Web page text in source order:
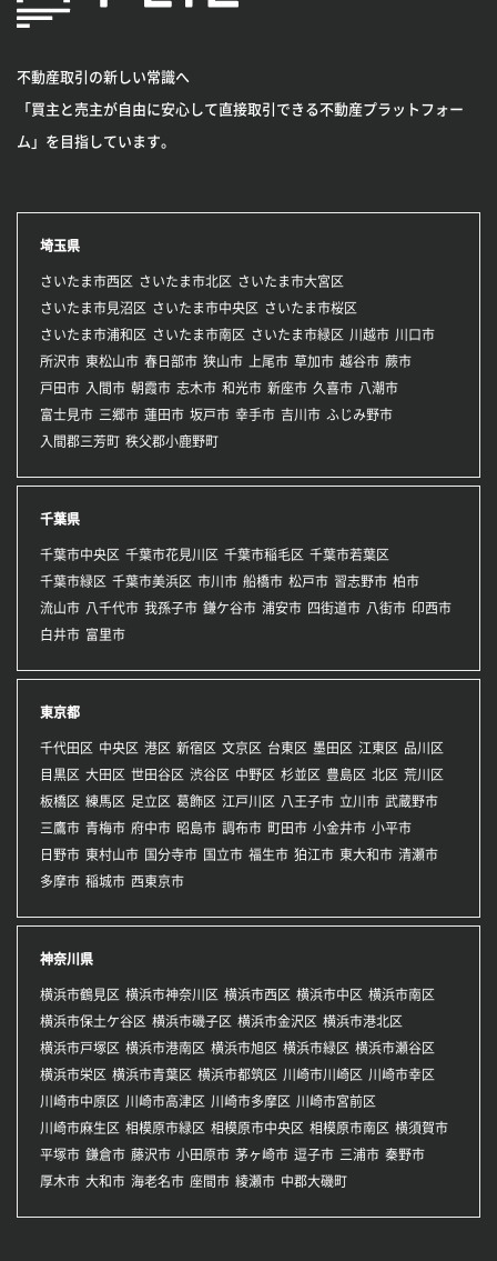
不動産取引の新しい常識へ
「買主と売主が自由に安心して直接取引できる不動産プラットフォー
ム」を目指しています。
埼玉県
さいたま市西区 さいたま市北区
さいたま市大宮区
さいたま市見沼区
さいたま市中央区
さいたま市桜区
さいたま市浦和区
さいたま市南区 さいたま市緑区 川越市 川口市
所沢市 東松山市 春日部市 狭山市 上尾市 草加市 越谷市 蕨市
戸田市 入間市 朝霞市 志木市 和光市 新座市 久喜市 八潮市
富士見市 三郷市 蓮田市 坂戸市 幸手市 吉川市 ふじみ野市
入間郡三芳町 秩父郡小鹿野町
千葉県
千葉市中央区 千葉市花見川区 千葉市稲毛区 千葉市若葉区
千葉市緑区 千葉市美浜区 市川市 船橋市 松戸市 習志野市 柏市
流山市 八千代市 我孫子市 鎌ケ谷市 浦安市 四街道市 八街市 印西市
白井市 富里市
東京都
千代田区 中央区 港区 新宿区 文京区 台東区 墨田区 江東区 品川区
目黒区 大田区 世田谷区 渋谷区 中野区 杉並区 豊島区 北区 荒川区
板橋区 練馬区 足立区 葛飾区 江戸川区 八王子市 立川市 武蔵野市
三鷹市 青梅市 府中市 昭島市 調布市 町田市 小金井市 小平市
日野市 東村山市 国分寺市 国立市 福生市 狛江市 東大和市 清瀬市
多摩市 稲城市 西東京市
神奈川県
横浜市鶴見区 横浜市神奈川区 横浜市西区 横浜市中区 横浜市南区
横浜市保土ケ谷区 横浜市磯子区 横浜市金沢区 横浜市港北区
横浜市戸塚区 横浜市港南区 横浜市旭区 横浜市緑区 横浜市瀬谷区
横浜市栄区 横浜市青葉区 横浜市都筑区 川崎市川崎区 川崎市幸区
川崎市中原区 川崎市高津区 川崎市多摩区 川崎市宮前区
川崎市麻生区 相模原市緑区 相模原市中央区 相模原市南区 横須賀市
平塚市 鎌倉市 藤沢市 小田原市 茅ヶ崎市 逗子市 三浦市 秦野市
厚木市 大和市 海老名市 座間市 綾瀬市 中郡大磯町